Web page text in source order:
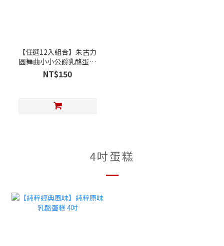
【任選12入組合】朱古力
圓舞曲小小公爵乳酪蛋糕
(乙杯)
NT$150
4吋蛋糕